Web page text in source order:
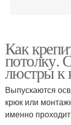
Как
потолку.
люстры к
Выпускаются
крюк или
именно